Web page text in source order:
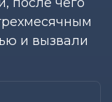
и вызвали